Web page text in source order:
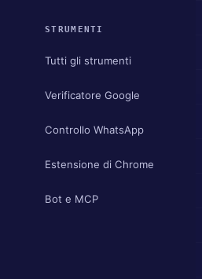
STRUMENTI
Tutti gli strumenti
Verificatore Google
Controllo WhatsApp
Estensione di Chrome
Bot e MCP